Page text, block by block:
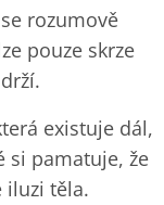
rozumově
pouze skrze
existuje dál,
si pamatuje, že
iluzi těla.